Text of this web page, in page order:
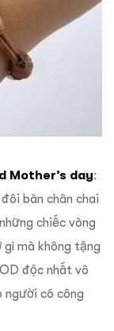
Mother’s day:
bàn chân chai
chiếc vòng
gì mà không tặng
độc nhất vô
người có công